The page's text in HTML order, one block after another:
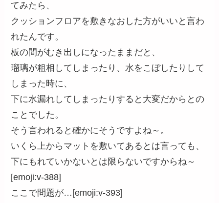
てみたら、
クッションフロアを敷きなおした方がいいと言わ
れたんです。
板の間がむき出しになったままだと、
瑠璃が粗相してしまったり、水をこぼしたりして
しまった時に、
下に水漏れしてしまったりすると大変だからとの
ことでした。
そう言われると確かにそうですよね～。
いくら上からマットを敷いてあるとは言っても、
下にもれていかないとは限らないですからね～
[emoji:v-388]
ここで問題が…[emoji:v-393]